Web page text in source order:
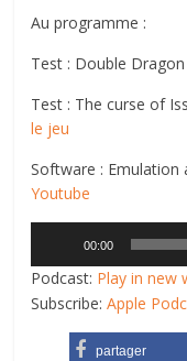
Au programme :
Test : Double
Test : The curse of
le jeu
Software :
Youtube
audio
00:00
Podcast: Play in new
Subscribe:Apple
partager